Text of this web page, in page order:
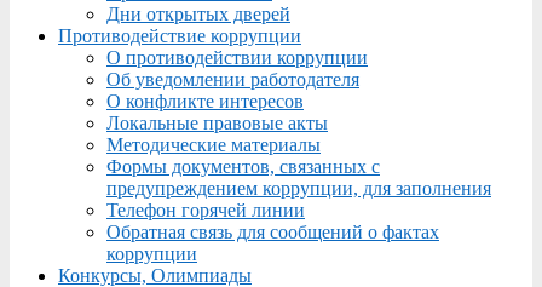
Дни открытых дверей
Противодействие коррупции
О противодействии коррупции
Об уведомлении работодателя
О конфликте интересов
Локальные правовые акты
Методические материалы
Формы документов, связанных с
предупреждением коррупции, для заполнения
Телефон горячей линии
Обратная связь для сообщений о фактах
коррупции
Конкурсы, Олимпиады